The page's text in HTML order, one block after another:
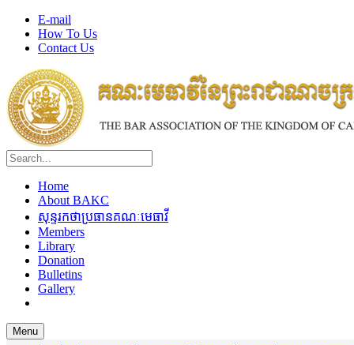
E-mail
How To Us
Contact Us
Home
About BAKC
សុន្ទរកថាប្រធានគណៈមេធាវី
Members
Library
Donation
Bulletins
Gallery
Menu